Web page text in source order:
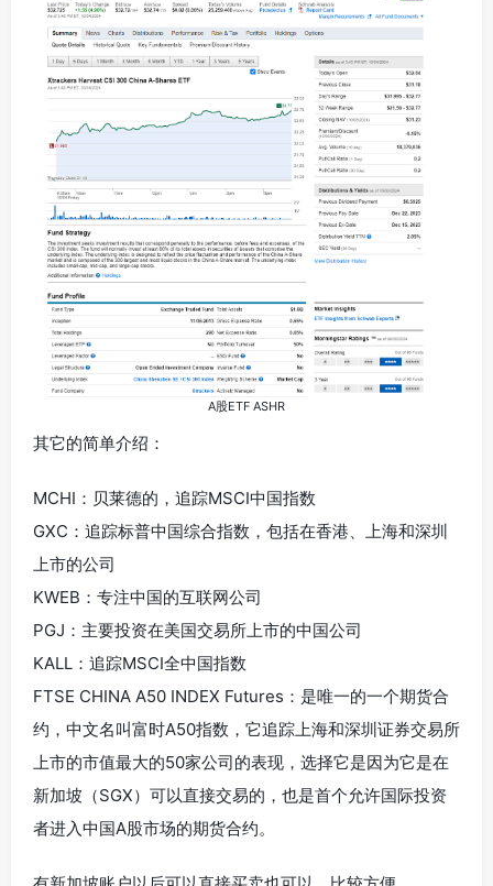
A股ETF ASHR
其它的简单介绍：
MCHI：贝莱德的，追踪MSCI中国指数
GXC：追踪标普中国综合指数，包括在香港、上海和深圳
上市的公司
KWEB：专注中国的互联网公司
PGJ：主要投资在美国交易所上市的中国公司
KALL：追踪MSCI全中国指数
FTSE CHINA A50 INDEX Futures：是唯一的一个期货合
约，中文名叫富时A50指数，它追踪上海和深圳证券交易所
上市的市值最大的50家公司的表现，选择它是因为它是在
新加坡（SGX）可以直接交易的，也是首个允许国际投资
者进入中国A股市场的期货合约。